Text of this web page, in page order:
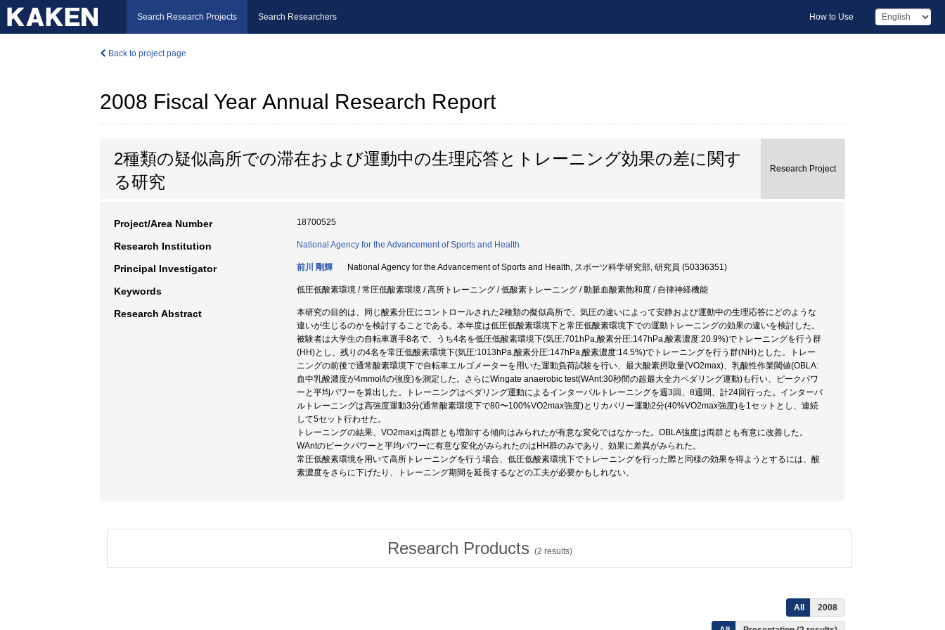
Search Research Projects Search Researchers How to Use
Back to project page
2008 Fiscal Year Annual Research Report
2種類の疑似高所での滞在および運動中の生理応答とトレーニング効果の差に関す
る研究
Research Project
Project/Area Number 18700525
Research Institution National Agency for the Advancement of Sports and Health
Principal Investigator 前川 剛輝 National Agency for the Advancement of Sports and Health, スポーツ科学研究部, 研究員 (50336351)
Keywords 低圧低酸素環境 / 常圧低酸素環境 / 高所トレーニング / 低酸素トレーニング / 動脈血酸素飽和度 / 自律神経機能
Research Abstract
本研究の目的は、同じ酸素分圧にコントロールされた2種類の擬似高所で、気圧の違いによって安静および運動中の生理応答にどのような
違いが生じるのかを検討することである。本年度は低圧低酸素環境下と常圧低酸素環境下での運動トレーニングの効果の違いを検討した。
被験者は大学生の自転車選手8名で、うち4名を低圧低酸素環境下(気圧:701hPa,酸素分圧:147hPa,酸素濃度:20.9%)でトレーニングを行う群
(HH)とし、残りの4名を常圧低酸素環境下(気圧:1013hPa,酸素分圧:147hPa,酸素濃度:14.5%)でトレーニングを行う群(NH)とした。トレー
ニングの前後で通常酸素環境下で自転車エルゴメーターを用いた運動負荷試験を行い、最大酸素摂取量(VO2max)、乳酸性作業閾値(OBLA:
血中乳酸濃度が4mmol/lの強度)を測定した。さらにWingate anaerobic test(WAnt:30秒間の超最大全力ペダリング運動)も行い、ピークパワ
ーと平均パワーを算出した。トレーニングはペダリング運動によるインターバルトレーニングを週3回、8週間、計24回行った。インターバ
ルトレーニングは高強度運動3分(通常酸素環境下で80〜100%VO2max強度)とリカバリー運動2分(40%VO2max強度)を1セットとし、連続
して5セット行わせた。
トレーニングの結果、VO2maxは両群とも増加する傾向はみられたが有意な変化ではなかった。OBLA強度は両群とも有意に改善した。
WAntのピークパワーと平均パワーに有意な変化がみられたのはHH群のみであり、効果に差異がみられた。
常圧低酸素環境を用いて高所トレーニングを行う場合、低圧低酸素環境下でトレーニングを行った際と同様の効果を得ようとするには、酸
素濃度をさらに下げたり、トレーニング期間を延長するなどの工夫が必要かもしれない。
Research Products (2 results)
All 2008